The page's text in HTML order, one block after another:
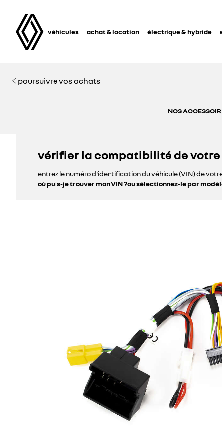
véhicules achat & location électrique & hybride
poursuivre vos achats
NOS
vérifier la compatibilité de
entrez le numéro d'identification du véhicule (VIN) de
où puis-je trouver mon VIN ?ou sélectionnez-le par